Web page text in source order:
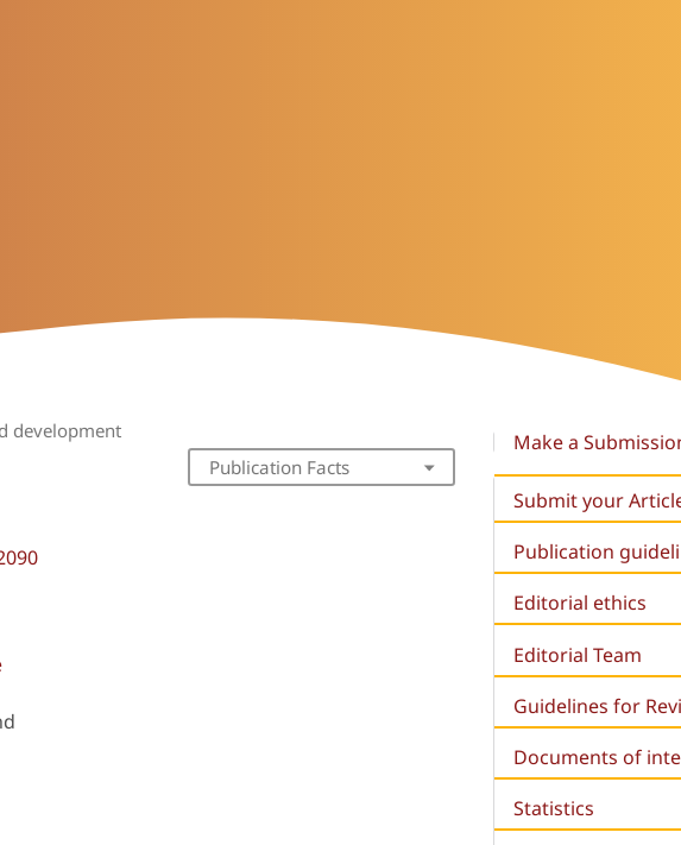
development
Publication Facts
Make a
Submit your
Publication
Editorial ethics
Editorial Team
Guidelines for
Documents of
Statistics